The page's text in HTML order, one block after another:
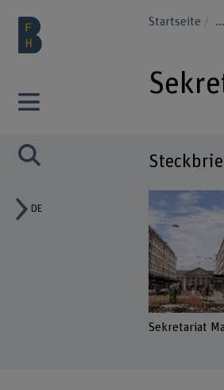
DE
Startseite ...
Sekretariat